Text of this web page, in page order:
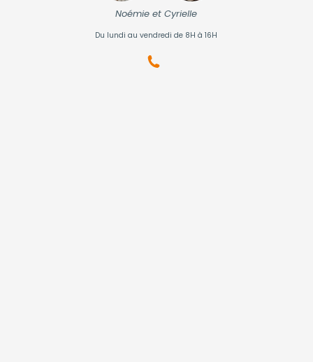
Noémie et Cyrielle
Du lundi au vendredi de 8H à 16H